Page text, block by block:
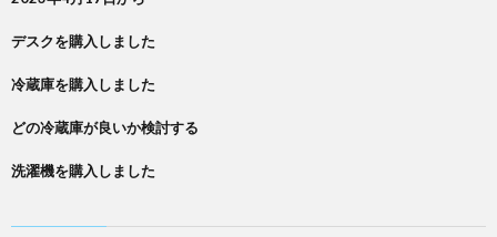
デスクを購入しました
冷蔵庫を購入しました
どの冷蔵庫が良いか検討する
洗濯機を購入しました